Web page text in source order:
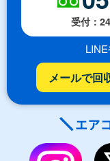
受付：
メールで回